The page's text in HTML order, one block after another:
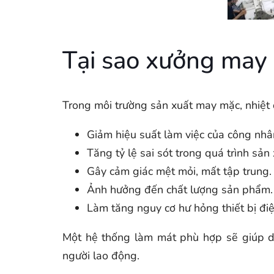
Tại sao xưởng
Trong môi trường sản xuất may mặc,
Giảm hiệu suất làm việc của công
Tăng tỷ lệ sai sót trong quá trình sản
Gây cảm giác mệt mỏi, mất tập trung.
Ảnh hưởng đến chất lượng sản phẩm.
Làm tăng nguy cơ hư hỏng thiết bị
Một hệ thống làm mát phù hợp sẽ giúp
người lao động.